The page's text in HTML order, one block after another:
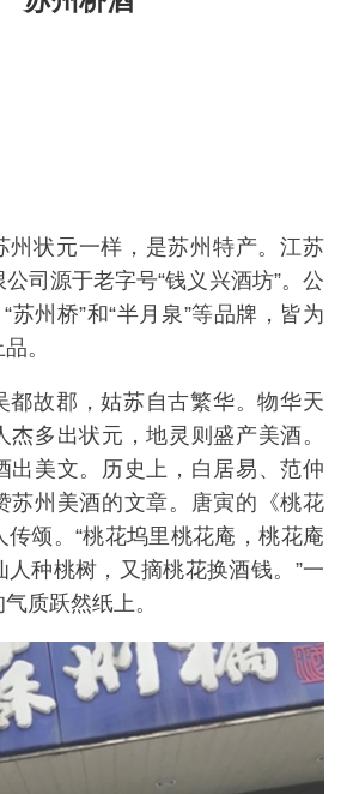
州状元一样，是苏州特产。江苏
司源于老字号“钱义兴酒坊”。公
苏州桥”和“半月泉”等品牌，皆为
。
都故郡，姑苏自古繁华。物华天
杰多出状元，地灵则盛产美酒。
出美文。历史上，白居易、范仲
苏州美酒的文章。唐寅的《桃花
传颂。“桃花坞里桃花庵，桃花庵
种桃树，又摘桃花换酒钱。”一
质跃然纸上。